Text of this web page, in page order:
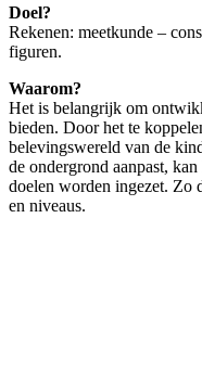
Doel?
Rekenen: meetkunde –
figuren.
Waarom?
Het is belangrijk om
bieden. Door het te
belevingswereld van de
de ondergrond aanpast,
doelen worden ingezet. Zo
en niveaus.